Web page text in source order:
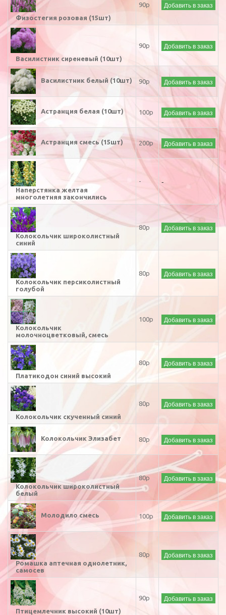
Физостегия розовая (15шт)
90р Добавить в заказ
Василистник сиреневый (10шт)
90р Добавить в заказ
Василистник белый (10шт) 90р Добавить в заказ
Астранция белая (10шт) 100р Добавить в заказ
Астранция смесь (15шт) 200р Добавить в заказ
Наперстянка желтая
многолетняя закончились
- -
Колокольчик широколистный
синий
80р Добавить в заказ
Колокольчик персиколистный
голубой
80р Добавить в заказ
Колокольчик
молочноцветковый, смесь
100р Добавить в заказ
Платикодон синий высокий
80р Добавить в заказ
Колокольчик скученный синий
80р Добавить в заказ
Колокольчик Элизабет 80р Добавить в заказ
Колокольчик широколистный
белый
80р Добавить в заказ
Молодило смесь 100р Добавить в заказ
Ромашка аптечная однолетник,
самосев
80р Добавить в заказ
Птицемлечник высокий (10шт)
90р Добавить в заказ